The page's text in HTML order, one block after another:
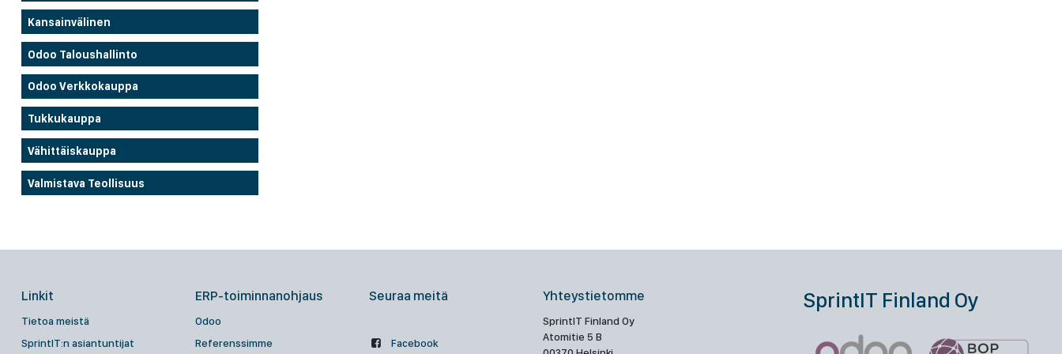
Kansainvälinen
Odoo Taloushallinto
Odoo Verkkokauppa
Tukkukauppa
Vähittäiskauppa
Valmistava Teollisuus
Linkit
Tietoa meistä
SprintIT:n asiantuntijat
ERP-toiminnanohjaus
Odoo
Referenssimme
Seuraa meitä
Facebook
Yhteystietomme
SprintIT Finland Oy
Atomitie 5 B
SprintIT Finland Oy